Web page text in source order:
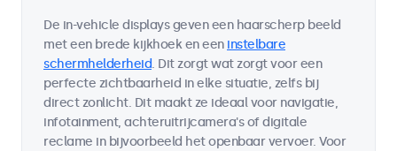
De in-vehicle displays geven een haarscherp beeld
met een brede kijkhoek en een instelbare
schermhelderheid. Dit zorgt wat zorgt voor een
perfecte zichtbaarheid in elke situatie, zelfs bij
direct zonlicht. Dit maakt ze ideaal voor navigatie,
infotainment, achteruitrijcamera's of digitale
reclame in bijvoorbeeld het openbaar vervoer. Voor